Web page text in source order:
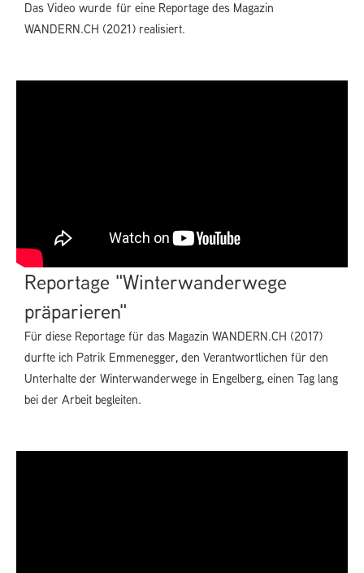
Das Video wurde für eine Reportage des Magazin
WANDERN.CH (2021) realisiert.
Reportage "Winterwanderwege
präparieren"
Für diese Reportage für das Magazin WANDERN.CH (2017)
durfte ich Patrik Emmenegger, den Verantwortlichen für den
Unterhalte der Winterwanderwege in Engelberg, einen Tag lang
bei der Arbeit begleiten.